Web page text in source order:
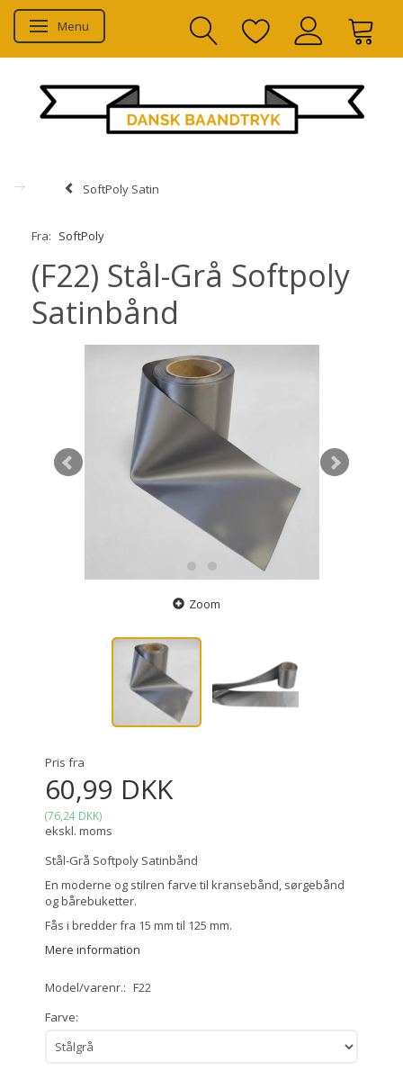
Skifte navigation
Menu
SoftPoly Satin
Fra: SoftPoly
(F22) Stål-Grå Softpoly
Satinbånd
Zoom
Pris fra
60,99 DKK
(76,24 DKK)
ekskl. moms
Stål-Grå Softpoly Satinbånd
En moderne og stilren farve til kransebånd, sørgebånd
og bårebuketter.
Fås i bredder fra 15 mm til 125 mm.
Mere information
Model/varenr.: F22
Farve: